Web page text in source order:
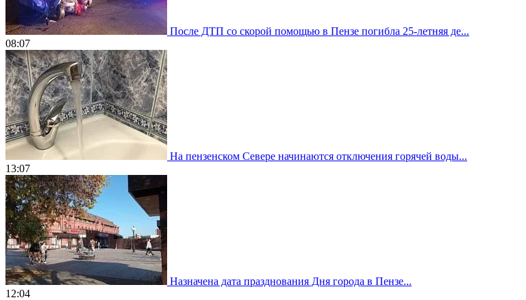
После ДТП со скорой помощью в Пензе погибла 25-летняя де...
08:07
На пензенском Севере начинаются отключения горячей воды...
13:07
Назначена дата празднования Дня города в Пензе...
12:04